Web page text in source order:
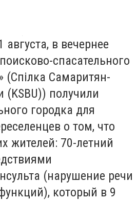
августа, в вечернее
спасательного
(Спілка Самаритян-
(KSBU)) получили
городка для
о том, что
жителей: 70-летний
(нарушение речи
который в 9